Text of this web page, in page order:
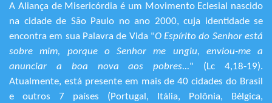
A Aliança de Misericórdia é um Movimento Eclesial nascido
na cidade de São Paulo no ano 2000, cuja identidade se
encontra em sua Palavra de Vida "O Espírito do Senhor está
sobre mim, porque o Senhor me ungiu, enviou-me a
anunciar a boa nova aos pobres..." (Lc 4,18-19).
Atualmente, está presente em mais de 40 cidades do Brasil
e outros 7 países (Portugal, Itália, Polônia, Bélgica,